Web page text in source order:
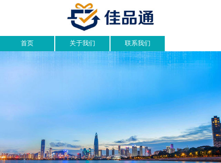
首页 关于我们 联系我们